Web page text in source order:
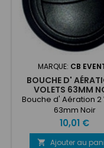
MARQUE: CB
BOUCHE D'
VOLETS 63MM
Bouche d' Aération 2
63mm Noir
Prix
10,01 €
 Ajouter au